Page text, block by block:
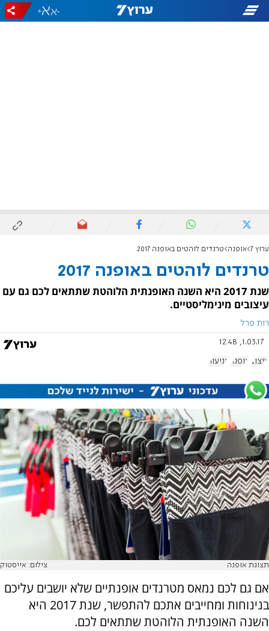
-
+
ערוץ 7 אופנה טרנדים לוהטים באופנה 2017
טרנדים לוהטים באופנה 2017
שנת 2017 היא השנה האופנתית הלוהטת שתתאים לכם גם עם
עיצובים מינימליסטיים.
רות פרל
1.03.17, 12:48
עיצוב אופנה צניעות
תצוגת אופנה צילום: אייסטוק
אם גם לכם נמאס מטרנדים אופנתיים שלא יושבים עליכם
בנינוחות ומחייבים אתכם להתפשר, שנת 2017 היא
השנה האופנתית הלוהטת שתתאים לכם.